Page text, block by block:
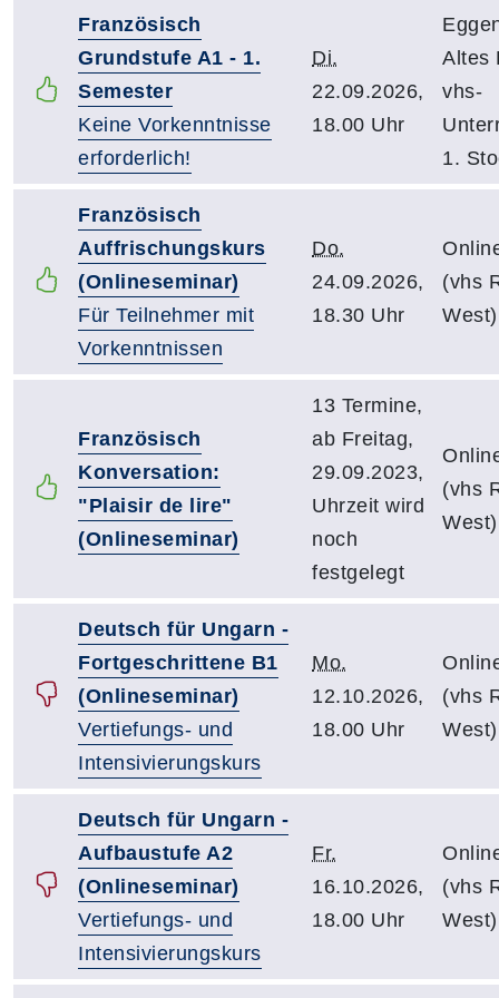
Französisch
Grundstufe A1 - 1.
Semester
Keine Vorkenntnisse
erforderlich!
Di.
22.09.2026,
18.00 Uhr
Altes
vhs-
1.
Französisch
Auffrischungskurs
(Onlineseminar)
Für Teilnehmer mit
Vorkenntnissen
Do.
24.09.2026,
18.30 Uhr
(vhs
West)
Französisch
Konversation:
"Plaisir de lire"
(Onlineseminar)
13 Termine,
ab Freitag,
29.09.2023,
Uhrzeit wird
noch
festgelegt
(vhs
West)
Deutsch für Ungarn -
Fortgeschrittene B1
(Onlineseminar)
Vertiefungs- und
Intensivierungskurs
Mo.
12.10.2026,
18.00 Uhr
(vhs
West)
Deutsch für Ungarn -
Aufbaustufe A2
(Onlineseminar)
Vertiefungs- und
Intensivierungskurs
Fr.
16.10.2026,
18.00 Uhr
(vhs
West)